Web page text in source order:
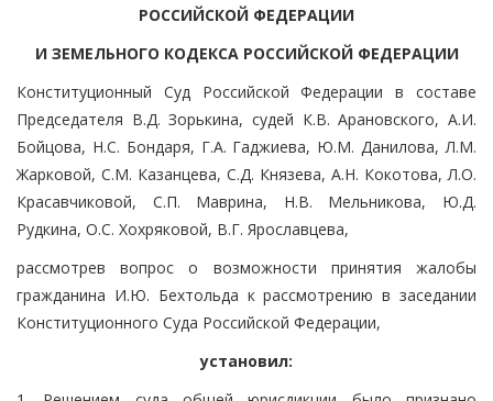
РОССИЙСКОЙ ФЕДЕРАЦИИ
И ЗЕМЕЛЬНОГО КОДЕКСА РОССИЙСКОЙ ФЕДЕРАЦИИ
Конституционный Суд Российской Федерации в составе
Председателя В.Д. Зорькина, судей К.В. Арановского, А.И.
Бойцова, Н.С. Бондаря, Г.А. Гаджиева, Ю.М. Данилова, Л.М.
Жарковой, С.М. Казанцева, С.Д. Князева, А.Н. Кокотова, Л.О.
Красавчиковой, С.П. Маврина, Н.В. Мельникова, Ю.Д.
Рудкина, О.С. Хохряковой, В.Г. Ярославцева,
рассмотрев вопрос о возможности принятия жалобы
гражданина И.Ю. Бехтольда к рассмотрению в заседании
Конституционного Суда Российской Федерации,
установил: